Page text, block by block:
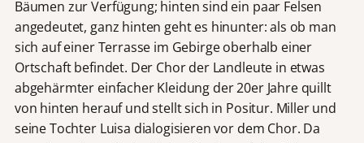
Bäumen zur Verfügung; hinten sind ein paar Felsen
angedeutet, ganz hinten geht es hinunter: als ob man
sich auf einer Terrasse im Gebirge oberhalb einer
Ortschaft befindet. Der Chor der Landleute in etwas
abgehärmter einfacher Kleidung der 20er Jahre quillt
von hinten herauf und stellt sich in Positur. Miller und
seine Tochter Luisa dialogisieren vor dem Chor. Da